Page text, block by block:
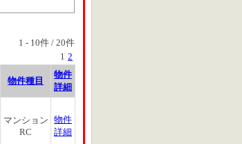
1 - 10件 / 20件
1 2
物件種目
物件
詳細
マンション
RC
物件
詳細